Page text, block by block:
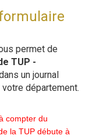
permet de
TUP -
un journal
département.
compter du
la TUP débute à